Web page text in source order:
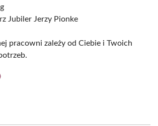
Jubiler Jerzy Pionke
pracowni zależy od Ciebie i Twoich